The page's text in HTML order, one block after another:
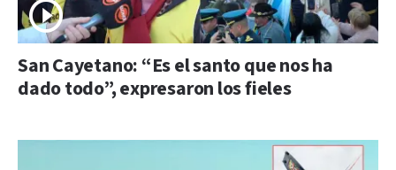
San Cayetano: “Es el santo que nos ha
dado todo”, expresaron los fieles